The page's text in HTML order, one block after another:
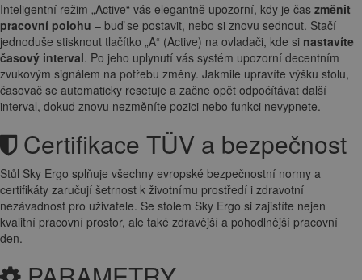
Inteligentní režim „Active“ vás elegantně upozorní, kdy je čas změnit
pracovní polohu – buď se postavit, nebo si znovu sednout. Stačí
jednoduše stisknout tlačítko „A“ (Active) na ovladači, kde si nastavíte
časový interval. Po jeho uplynutí vás systém upozorní decentním
zvukovým signálem na potřebu změny. Jakmile upravíte výšku stolu,
časovač se automaticky resetuje a začne opět odpočítávat další
interval, dokud znovu nezměníte pozici nebo funkci nevypnete.
Certifikace TÜV a bezpečnost
Stůl Sky Ergo splňuje všechny evropské bezpečnostní normy a
certifikáty zaručují šetrnost k životnímu prostředí i zdravotní
nezávadnost pro uživatele. Se stolem Sky Ergo si zajistíte nejen
kvalitní pracovní prostor, ale také zdravější a pohodlnější pracovní
den.